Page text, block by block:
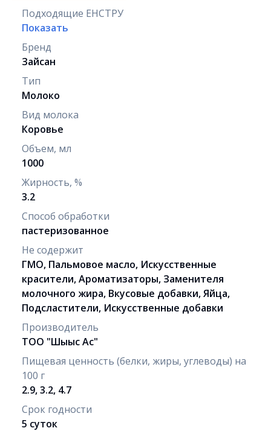
Подходящие ЕНСТРУ
Показать
Бренд
Зайсан
Тип
Молоко
Вид молока
Коровье
Объем, мл
1000
Жирность, %
3.2
Способ обработки
пастеризованное
Не содержит
ГМО, Пальмовое масло, Искусственные
красители, Ароматизаторы, Заменителя
молочного жира, Вкусовые добавки, Яйца,
Подсластители, Искусственные добавки
Производитель
ТОО "Шығыс Ас"
Пищевая ценность (белки, жиры, углеводы) на
100 г
2.9, 3.2, 4.7
Срок годности
5 суток